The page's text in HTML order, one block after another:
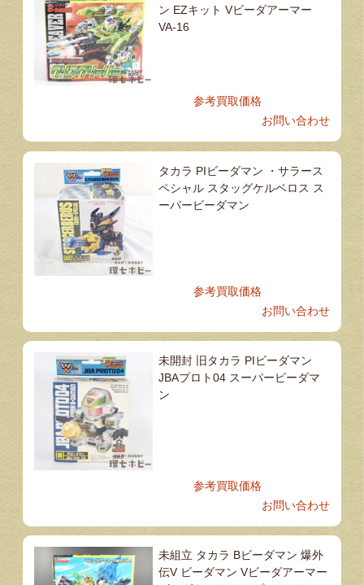
ン EZキット Vビーダアーマー
VA-16
参考買取価格
お問い合わせ
タカラ PIビーダマン ・サラース
ペシャル スタッグケルベロス ス
ーパービーダマン
参考買取価格
お問い合わせ
未開封 旧タカラ PIビーダマン
JBAプロト04 スーパービーダマ
ン
参考買取価格
お問い合わせ
未組立 タカラ Bビーダマン 爆外
伝V ビーダマン Vビーダアーマー